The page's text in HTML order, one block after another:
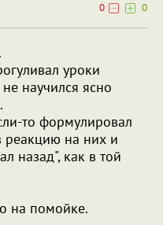
0
0
уроки
научился ясно
то формулировал
реакцию на них и
назад", как в той
на помойке.